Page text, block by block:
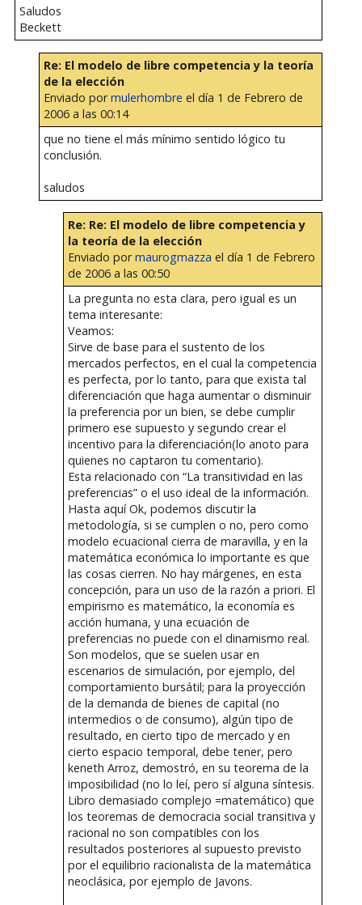
Saludos
Beckett
Re: El modelo de libre competencia y la teoría
de la elección
Enviado pormulerhombre el día 1 de Febrero de
2006 a las 00:14
que no tiene el más mínimo sentido lógico tu
conclusión.
saludos
Re: Re: El modelo de libre competencia y
la teoría de la elección
Enviado pormaurogmazza el día 1 de Febrero
de 2006 a las 00:50
La pregunta no esta clara, pero igual es un
tema interesante:
Veamos:
Sirve de base para el sustento de los
mercados perfectos, en el cual la competencia
es perfecta, por lo tanto, para que exista tal
diferenciación que haga aumentar o disminuir
la preferencia por un bien, se debe cumplir
primero ese supuesto y segundo crear el
incentivo para la diferenciación(lo anoto para
quienes no captaron tu comentario).
Esta relacionado con “La transitividad en las
preferencias” o el uso ideal de la información.
Hasta aquí Ok, podemos discutir la
metodología, si se cumplen o no, pero como
modelo ecuacional cierra de maravilla, y en la
matemática económica lo importante es que
las cosas cierren. No hay márgenes, en esta
concepción, para un uso de la razón a priori. El
empirismo es matemático, la economía es
acción humana, y una ecuación de
preferencias no puede con el dinamismo real.
Son modelos, que se suelen usar en
escenarios de simulación, por ejemplo, del
comportamiento bursátil; para la proyección
de la demanda de bienes de capital (no
intermedios o de consumo), algún tipo de
resultado, en cierto tipo de mercado y en
cierto espacio temporal, debe tener, pero
keneth Arroz, demostró, en su teorema de la
imposibilidad (no lo leí, pero sí alguna síntesis.
Libro demasiado complejo =matemático) que
los teoremas de democracia social transitiva y
racional no son compatibles con los
resultados posteriores al supuesto previsto
por el equilibrio racionalista de la matemática
neoclásica, por ejemplo de Javons.